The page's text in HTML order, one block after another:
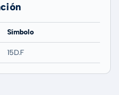
Símbolo
15D.F